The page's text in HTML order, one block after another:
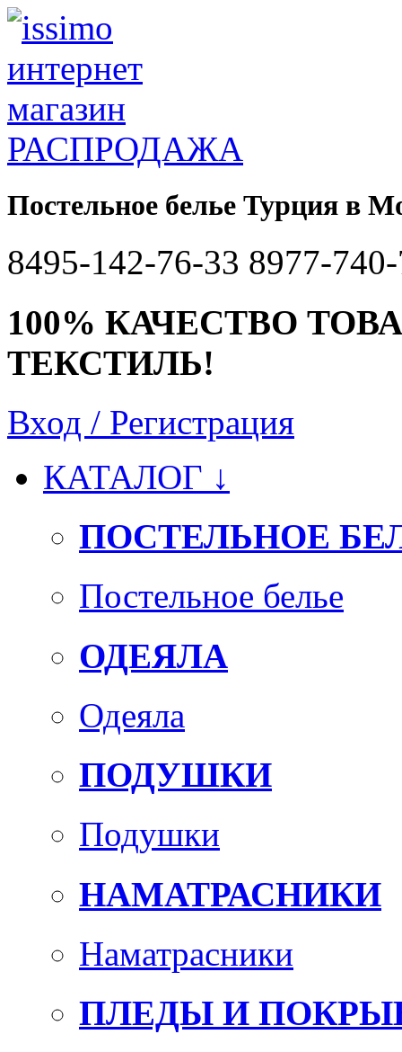
РАСПРОДАЖА
Постельное белье Турция в
8495-142-76-33 8977-
100% КАЧЕСТВО
ТЕКСТИЛЬ!
Вход / Регистрация
КАТАЛОГ ↓
ПОСТЕЛЬНОЕ
Постельное белье
ОДЕЯЛА
Одеяла
ПОДУШКИ
Подушки
НАМАТРАСНИКИ
Наматрасники
ПЛЕДЫ И